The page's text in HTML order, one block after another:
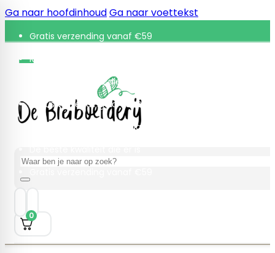
Ga naar hoofdinhoudGa naar voettekst
Gratis verzending vanaf €59
Retourneren binnen 30 dagen
De beste kwaliteit die er is
Gratis verzending vanaf €59
Retourneren binnen 30 dagen
Zoeken
0